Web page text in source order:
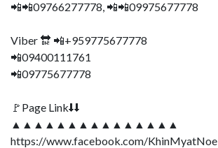
📲📲09766277778, 📲📲09975677778
Viber 🔛 📲+959775677778
📲09400111761
📲09775677778
🚩Page Link⬇⬇
▲▲▲▲▲▲▲▲▲▲▲▲▲▲▲
https://www.facebook.com/